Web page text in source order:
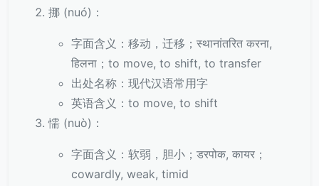
挪 (nuó)：
字面含义：移动，迁移；स्थानांतरित करना,
हिलना；to move, to shift, to transfer
出处名称：现代汉语常用字
英语含义：to move, to shift
懦 (nuò)：
字面含义：软弱，胆小；डरपोक, कायर；
cowardly, weak, timid